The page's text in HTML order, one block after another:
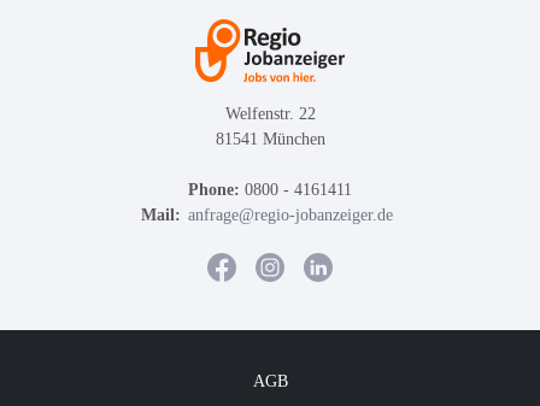
Welfenstr. 22
81541 München
Phone: 0800 - 4161411
Mail: anfrage@regio-jobanzeiger.de
AGB